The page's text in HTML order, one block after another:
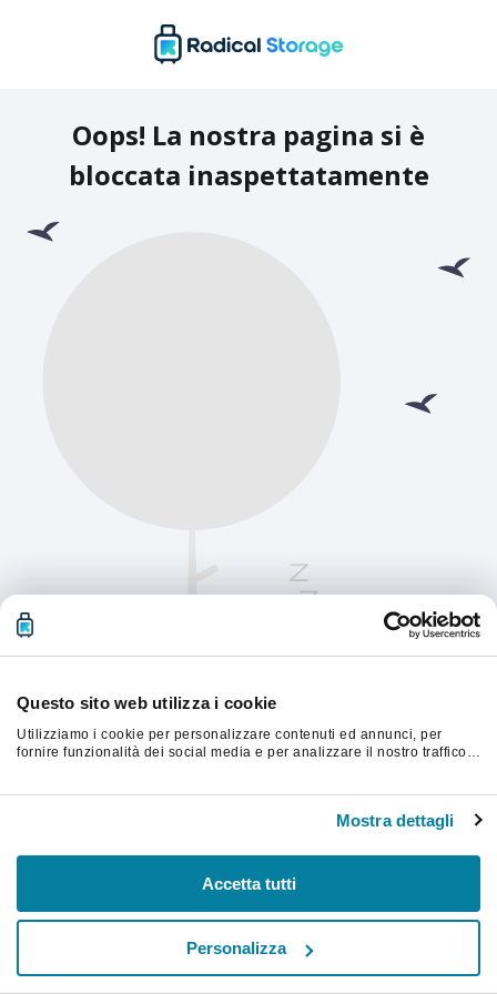
Questo sito web utilizza i cookie
Utilizziamo i cookie per personalizzare contenuti ed annunci, per
fornire funzionalità dei social media e per analizzare il nostro traffico.
che hai fornito loro o che hanno raccolto dal tuo utilizzo dei loro
Mostra dettagli
Accetta tutti
Personalizza
Oops! La nostra pagina si è
bloccata inaspettatamente
Aggiorna la pagina per continuare.
Aggiorna